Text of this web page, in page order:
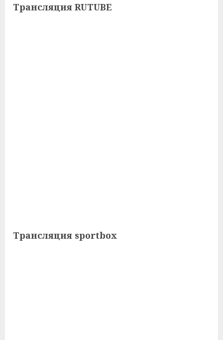
Трансляция RUTUBE
Трансляция sportbox